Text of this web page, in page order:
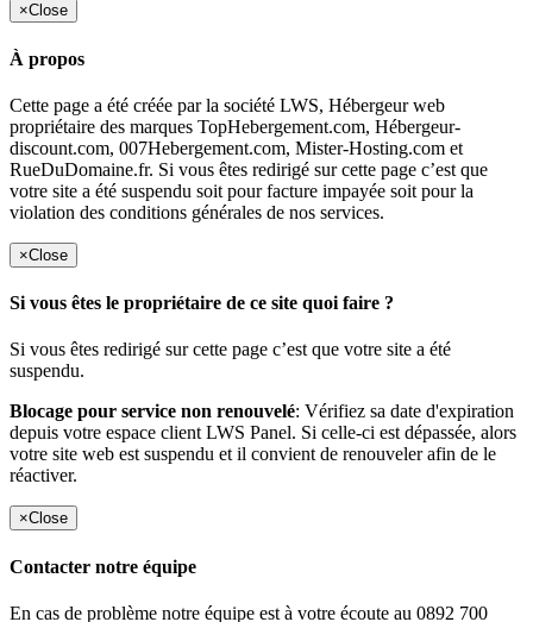
×Close
À propos
Cette page a été créée par la société LWS, Hébergeur web
propriétaire des marques TopHebergement.com, Hébergeur-
discount.com, 007Hebergement.com, Mister-Hosting.com et
RueDuDomaine.fr. Si vous êtes redirigé sur cette page c’est que
votre site a été suspendu soit pour facture impayée soit pour la
violation des conditions générales de nos services.
×Close
Si vous êtes le propriétaire de ce site quoi faire ?
Si vous êtes redirigé sur cette page c’est que votre site a été
suspendu.
Blocage pour service non renouvelé: Vérifiez sa date d'expiration
depuis votre espace client LWS Panel. Si celle-ci est dépassée, alors
votre site web est suspendu et il convient de renouveler afin de le
réactiver.
×Close
Contacter notre équipe
En cas de problème notre équipe est à votre écoute au 0892 700